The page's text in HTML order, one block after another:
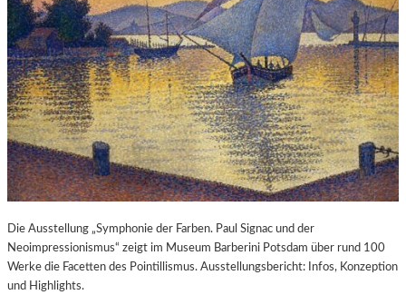
Die Ausstellung „Symphonie der Farben. Paul Signac und der
Neoimpressionismus“ zeigt im Museum Barberini Potsdam über rund 100
Werke die Facetten des Pointillismus. Ausstellungsbericht: Infos, Konzeption
und Highlights.